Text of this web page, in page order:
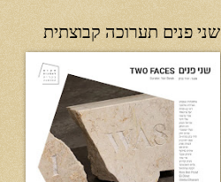
שני פנים תערוכה קבוצתית